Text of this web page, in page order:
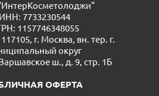
ИНН: 7733230544
1157746348055
г. Москва, вн. тер. г.
округ
ш., д. 9, стр. 1Б
ОФЕРТА